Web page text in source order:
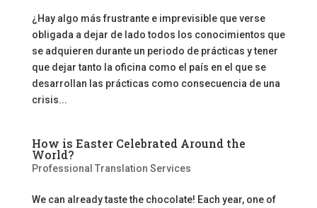
¿Hay algo más frustrante e imprevisible que verse
obligada a dejar de lado todos los conocimientos que
se adquieren durante un periodo de prácticas y tener
que dejar tanto la oficina como el país en el que se
desarrollan las prácticas como consecuencia de una
crisis...
How is Easter Celebrated Around the
World?
Professional Translation Services
We can already taste the chocolate! Each year, one of